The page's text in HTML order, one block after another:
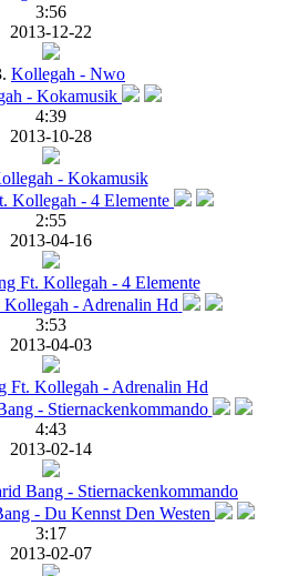
3:56
2013-12-22
Kollegah - Nwo
4:39
2013-10-28
- Kokamusik
2:55
2013-04-16
Ft. Kollegah - 4 Elemente
3:53
2013-04-03
Ft. Kollegah - Adrenalin Hd
4:43
2013-02-14
Bang - Stiernackenkommando
3:17
2013-02-07